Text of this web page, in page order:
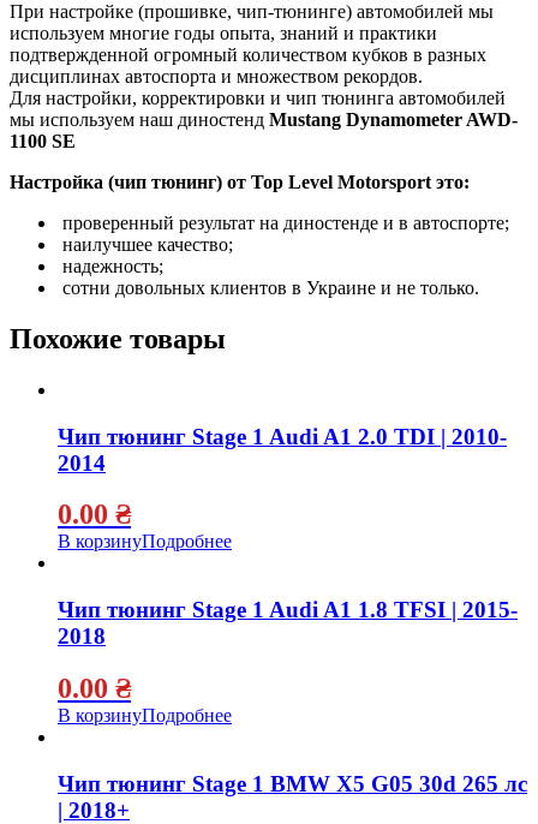
При настройке (прошивке, чип-тюнинге) автомобилей мы
используем многие годы опыта, знаний и практики
подтвержденной огромный количеством кубков в разных
дисциплинах автоспорта и множеством рекордов.
Для настройки, корректировки и чип тюнинга автомобилей
мы используем наш диностенд Mustang Dynamometer AWD-
1100 SE
Настройка (чип тюнинг) от Top Level Motorsport это:
проверенный результат на диностенде и в автоспорте;
наилучшее качество;
надежность;
сотни довольных клиентов в Украине и не только.
Похожие товары
Чип тюнинг Stage 1 Audi A1 2.0 TDI | 2010-
2014
0.00 ₴
В корзинуПодробнее
Чип тюнинг Stage 1 Audi A1 1.8 TFSI | 2015-
2018
0.00 ₴
В корзинуПодробнее
Чип тюнинг Stage 1 BMW X5 G05 30d 265 лс
| 2018+